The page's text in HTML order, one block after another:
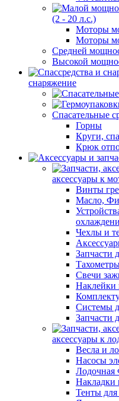
(2 - 20 л.с.)
Моторы
Моторы
Средней
Высокой
снаряжение
Спасательные
Горны
Круги,
Крюк
аксессуары к
Винты
Масло,
Чехлы и
Запчасти
Свечи
Наклейки
Системы
Запчасти
аксессуары к
Весла и
Насосы
Лодочная
Накладки
Тенты для